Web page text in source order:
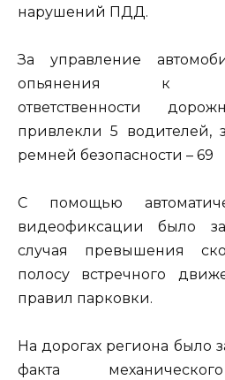
нарушений ПДД.
За управление
опьянения к
ответственности
привлекли 5 водителей,
ремней безопасности – 69
С помощью
видеофиксации было
случая превышения
полосу встречного
правил парковки.
На дорогах региона было
факта